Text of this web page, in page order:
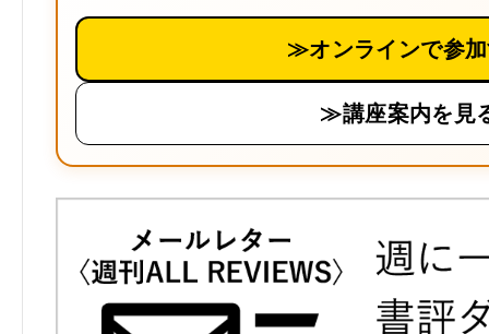
≫オンラインで参
≫講座案内を見